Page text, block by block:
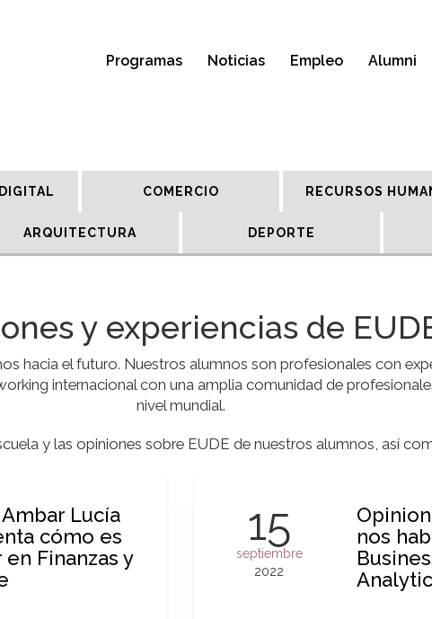
Programas Noticias Empleo Alumni
COMERCIO RECURSOS
ARQUITECTURA DEPORTE
y experiencias de
hacia el futuro. Nuestros alumnos son profesionales con
internacional con una amplia comunidad de
nivel mundial.
y las opiniones sobre EUDE de nuestros alumnos, así
Lucía
cómo es
Finanzas y
15
septiembre
2022
nos